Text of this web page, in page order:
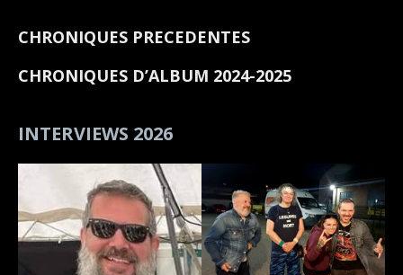
CHRONIQUES PRECEDENTES
CHRONIQUES D’ALBUM 2024-2025
INTERVIEWS 2026